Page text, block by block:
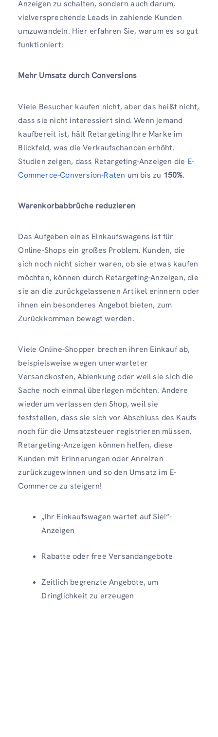
Anzeigen zu schalten, sondern auch darum,
vielversprechende Leads in zahlende Kunden
umzuwandeln. Hier erfahren Sie, warum es so gut
funktioniert:
Mehr Umsatz durch Conversions
Viele Besucher kaufen nicht, aber das heißt nicht,
dass sie nicht interessiert sind. Wenn jemand
kaufbereit ist, hält Retargeting Ihre Marke im
Blickfeld, was die Verkaufschancen erhöht.
Studien zeigen, dass Retargeting-Anzeigen die E-
Commerce-Conversion-Raten um bis zu 150%.
Warenkorbabbrüche reduzieren
Das Aufgeben eines Einkaufswagens ist für
Online-Shops ein großes Problem. Kunden, die
sich noch nicht sicher waren, ob sie etwas kaufen
möchten, können durch Retargeting-Anzeigen, die
sie an die zurückgelassenen Artikel erinnern oder
ihnen ein besonderes Angebot bieten, zum
Zurückkommen bewegt werden.
Viele Online-Shopper brechen ihren Einkauf ab,
beispielsweise wegen unerwarteter
Versandkosten, Ablenkung oder weil sie sich die
Sache noch einmal überlegen möchten. Andere
wiederum verlassen den Shop, weil sie
feststellen, dass sie sich vor Abschluss des Kaufs
noch für die Umsatzsteuer registrieren müssen.
Retargeting-Anzeigen können helfen, diese
Kunden mit Erinnerungen oder Anreizen
zurückzugewinnen und so den Umsatz im E-
Commerce zu steigern!
„Ihr Einkaufswagen wartet auf Sie!“-
Anzeigen
Rabatte oder free Versandangebote
Zeitlich begrenzte Angebote, um
Dringlichkeit zu erzeugen